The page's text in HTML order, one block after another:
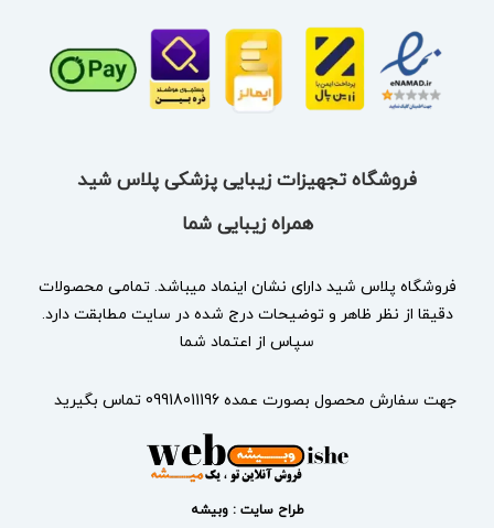
فروشگاه تجهیزات زیبایی پزشکی پلاس شید
همراه زیبایی شما
فروشگاه پلاس شید دارای نشان اینماد میباشد. تمامی محصولات
دقیقا از نظر ظاهر و توضیحات درج شده در سایت مطابقت دارد.
سپاس از اعتماد شما
جهت سفارش محصول بصورت عمده 09918011196 تماس بگیرید
طراح سایت : وبیشه